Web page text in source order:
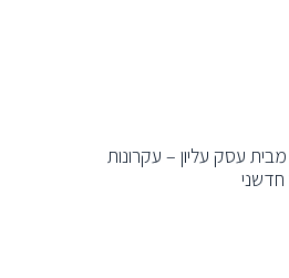
עסק עליון – עקרונות